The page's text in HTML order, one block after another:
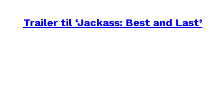
Trailer til ‘Jackass: Best and Last’